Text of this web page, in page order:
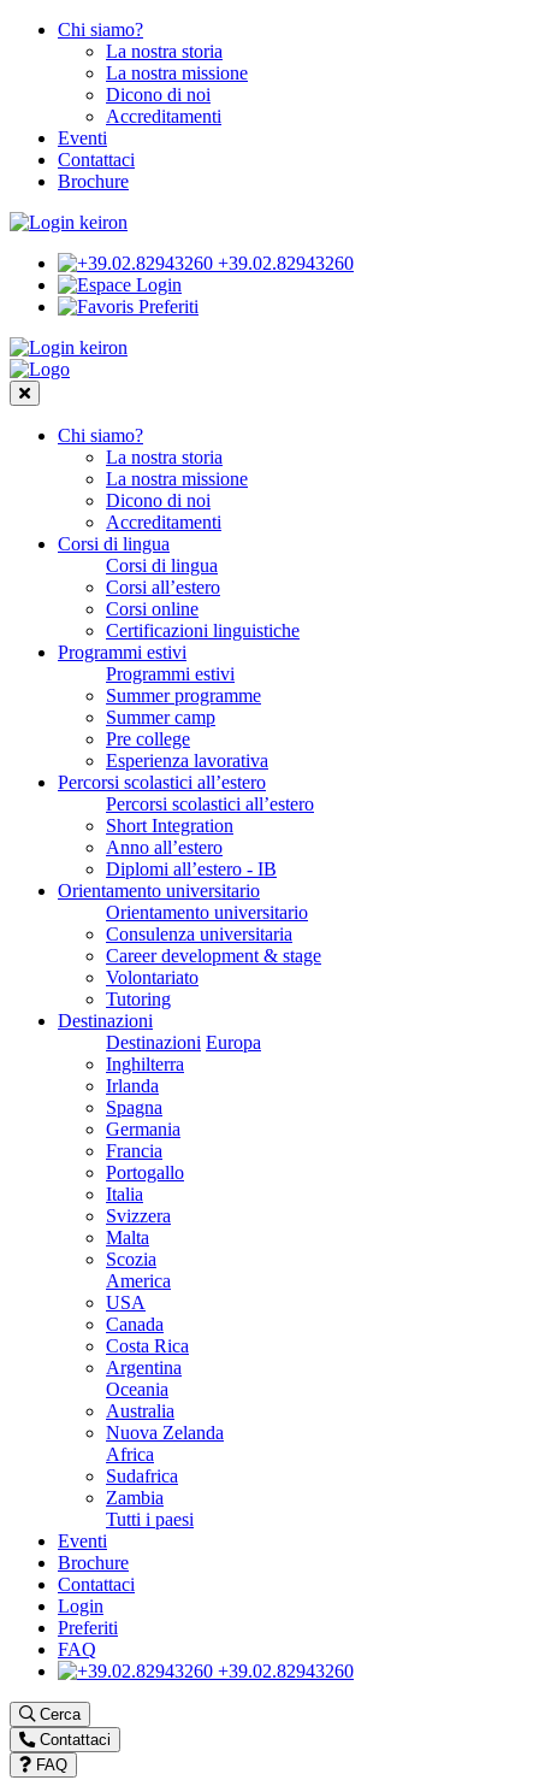
Chi siamo?
La nostra storia
La nostra missione
Dicono di noi
Accreditamenti
Eventi
Contattaci
Brochure
+39.02.82943260
Login
Preferiti
Chi siamo?
La nostra storia
La nostra missione
Dicono di noi
Accreditamenti
Corsi di lingua
Corsi di lingua
Corsi all’estero
Corsi online
Certificazioni linguistiche
Programmi estivi
Programmi estivi
Summer programme
Summer camp
Pre college
Esperienza lavorativa
Percorsi scolastici all’estero
Percorsi scolastici all’estero
Short Integration
Anno all’estero
Diplomi all’estero - IB
Orientamento universitario
Orientamento universitario
Consulenza universitaria
Career development & stage
Volontariato
Tutoring
Destinazioni
Destinazioni Europa
Inghilterra
Irlanda
Spagna
Germania
Francia
Portogallo
Italia
Svizzera
Malta
Scozia
America
USA
Canada
Costa Rica
Argentina
Oceania
Australia
Nuova Zelanda
Africa
Sudafrica
Zambia
Tutti i paesi
Eventi
Brochure
Contattaci
Login
Preferiti
FAQ
+39.02.82943260
Cerca
Contattaci
FAQ